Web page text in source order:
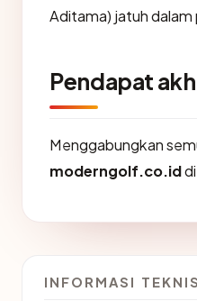
Aditama) jatuh
Pendapat
Menggabungkan
moderngolf.co.iddi
INFORMASI TEKNIS